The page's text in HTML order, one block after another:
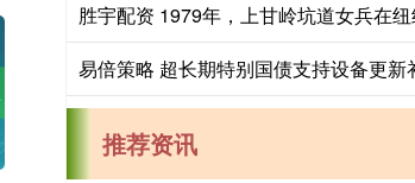
推荐资讯